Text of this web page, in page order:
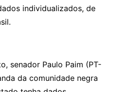
individualizados, de
senador Paulo Paim (PT-
da comunidade negra